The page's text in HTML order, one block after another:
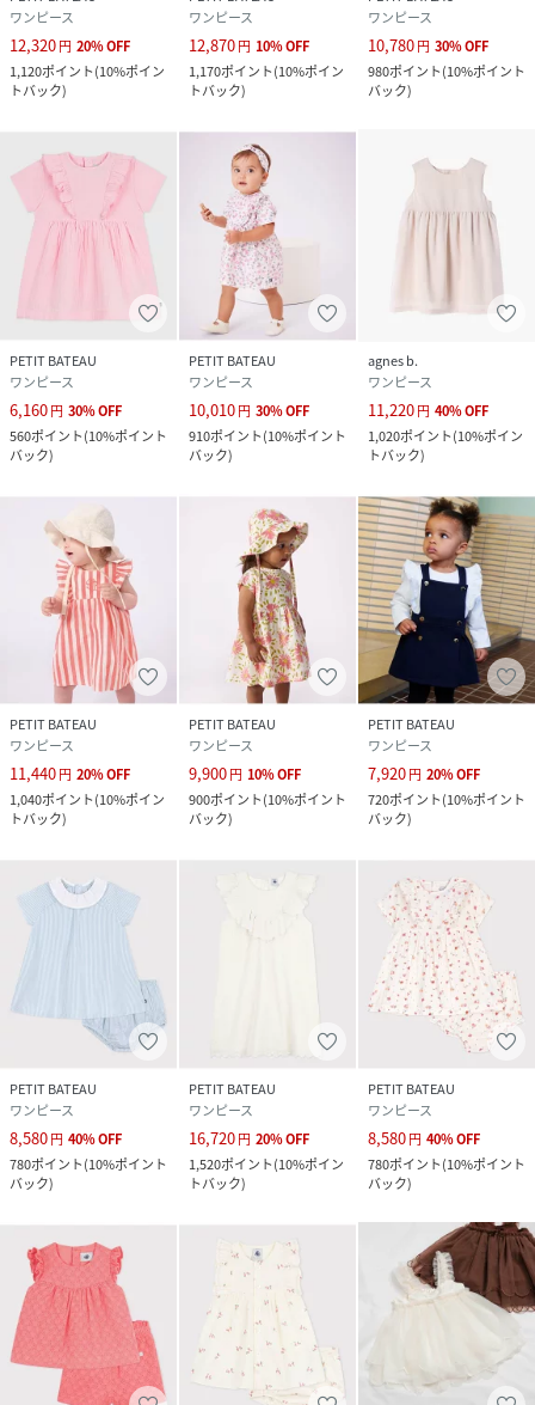
ワンピース
12,320円 20%OFF
1,120ポイント(10%ポイン
トバック)
ワンピース
12,870円 10%OFF
1,170ポイント(10%ポイン
トバック)
ワンピース
10,780円 30%OFF
980ポイント(10%ポイント
バック)
PETIT BATEAU
ワンピース
6,160円 30%OFF
560ポイント(10%ポイント
バック)
PETIT BATEAU
ワンピース
10,010円 30%OFF
910ポイント(10%ポイント
バック)
agnes b.
ワンピース
11,220円 40%OFF
1,020ポイント(10%ポイン
トバック)
PETIT BATEAU
ワンピース
11,440円 20%OFF
1,040ポイント(10%ポイン
トバック)
PETIT BATEAU
ワンピース
9,900円 10%OFF
900ポイント(10%ポイント
バック)
PETIT BATEAU
ワンピース
7,920円 20%OFF
720ポイント(10%ポイント
バック)
PETIT BATEAU
ワンピース
8,580円 40%OFF
780ポイント(10%ポイント
バック)
PETIT BATEAU
ワンピース
16,720円 20%OFF
1,520ポイント(10%ポイン
トバック)
PETIT BATEAU
ワンピース
8,580円 40%OFF
780ポイント(10%ポイント
バック)